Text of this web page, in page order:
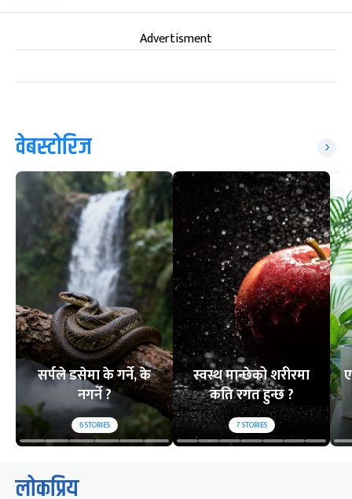
Advertisment
वेबस्टोरिज
सर्पले डसेमा के गर्ने, के
नगर्ने ?
6STORIES
स्वस्थ मान्छेको शरीरमा
कति रगत हुन्छ ?
7STORIES
लोकप्रिय